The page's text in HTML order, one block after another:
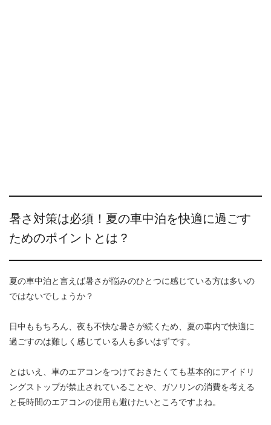
暑さ対策は必須！夏の車中泊を快適に過ごす
ためのポイントとは？
夏の車中泊と言えば暑さが悩みのひとつに感じている方は多いの
ではないでしょうか？
日中ももちろん、夜も不快な暑さが続くため、夏の車内で快適に
過ごすのは難しく感じている人も多いはずです。
とはいえ、車のエアコンをつけておきたくても基本的にアイドリ
ングストップが禁止されていることや、ガソリンの消費を考える
と長時間のエアコンの使用も避けたいところですよね。